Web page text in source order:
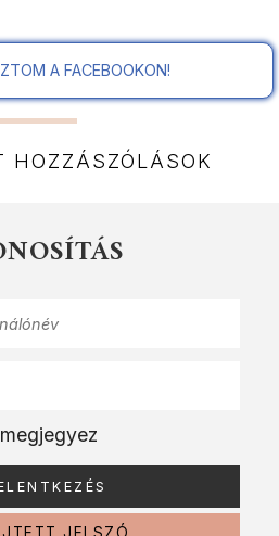
A FACEBOOKON!
HOZZÁSZÓLÁSOK
megjegyez